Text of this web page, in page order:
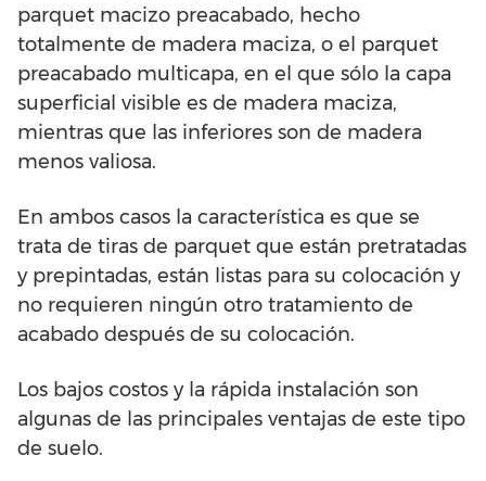
parquet macizo preacabado, hecho
totalmente de madera maciza, o el parquet
preacabado multicapa, en el que sólo la capa
superficial visible es de madera maciza,
mientras que las inferiores son de madera
menos valiosa.
En ambos casos la característica es que se
trata de tiras de parquet que están pretratadas
y prepintadas, están listas para su colocación y
no requieren ningún otro tratamiento de
acabado después de su colocación.
Los bajos costos y la rápida instalación son
algunas de las principales ventajas de este tipo
de suelo.